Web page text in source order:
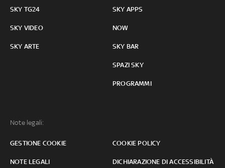
SKY TG24
SKY VIDEO
SKY ARTE
SKY APPS
NOW
SKY BAR
SPAZI SKY
PROGRAMMI
Note legali:
GESTIONE COOKIE COOKIE POLICY
NOTE LEGALI DICHIARAZIONE DI ACCESSIBILITÀ